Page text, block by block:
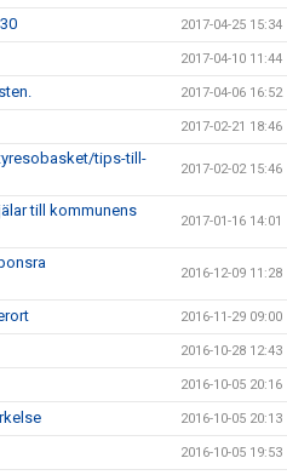
2017-04-25 15:34
2017-04-10 11:44
2017-04-06 16:52
2017-02-21 18:46
tips-till-
2017-02-02 15:46
till kommunens
2017-01-16 14:01
2016-12-09 11:28
2016-11-29 09:00
2016-10-28 12:43
2016-10-05 20:16
2016-10-05 20:13
2016-10-05 19:53